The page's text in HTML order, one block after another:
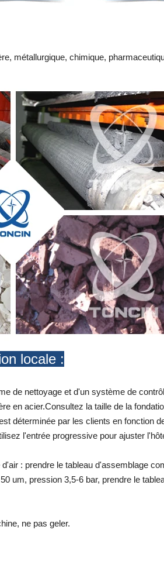
métallurgique, chimique,
locale :
de nettoyage et d'un système de
en acier.Consultez la taille de la
déterminée par les clients en fonction
l'entrée progressive pour ajuster
: prendre le tableau d'assemblage
um, pression 3,5-6 bar, prendre le
ne pas geler.